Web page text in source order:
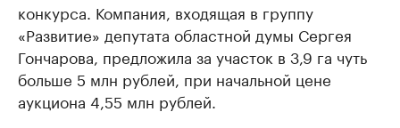
конкурса. Компания, входящая в группу
«Развитие» депутата областной думы Сергея
Гончарова, предложила за участок в 3,9 га чуть
больше 5 млн рублей, при начальной цене
аукциона 4,55 млн рублей.